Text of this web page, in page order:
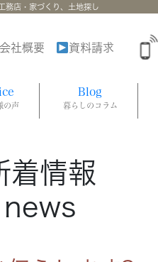
店・家づくり、土地探し
会社概要 資料請求
の声
Blog
暮らしのコラム
着情報
news